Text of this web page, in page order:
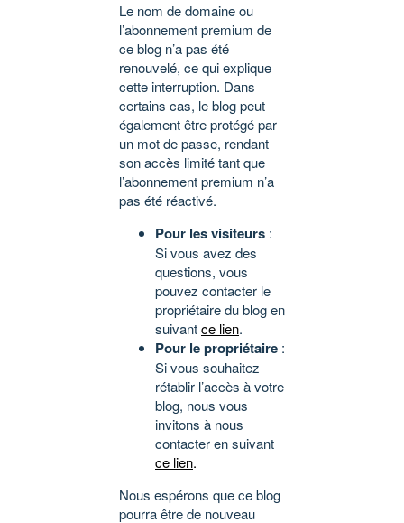
Le nom de domaine ou
l’abonnement premium de
ce blog n’a pas été
renouvelé, ce qui explique
cette interruption. Dans
certains cas, le blog peut
également être protégé par
un mot de passe, rendant
son accès limité tant que
l’abonnement premium n’a
pas été réactivé.
Pour les visiteurs :
Si vous avez des
questions, vous
pouvez contacter le
propriétaire du blog en
suivantce lien.
Pour le propriétaire :
Si vous souhaitez
rétablir l’accès à votre
blog, nous vous
invitons à nous
contacter en suivant
ce lien.
Nous espérons que ce blog
pourra être de nouveau